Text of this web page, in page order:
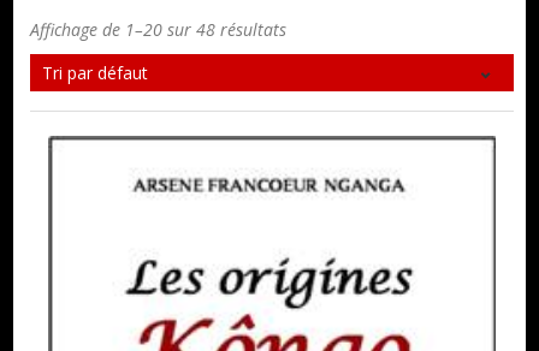
Affichage de 1–20 sur 48 résultats